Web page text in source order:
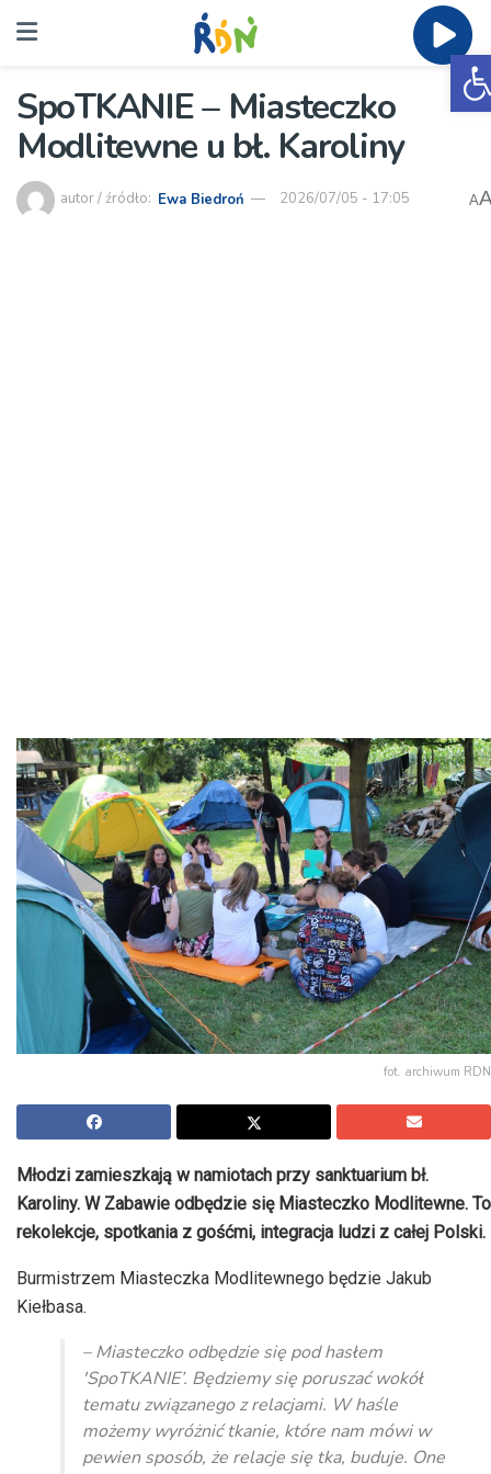
SpoTKANIE – Miasteczko
Modlitewne u bł. Karoliny
autor / źródło: Ewa Biedroń 2026/07/05 - 17:05 A
fot. archiwum RDN
Młodzi zamieszkają w namiotach przy sanktuarium bł.
Karoliny. W Zabawie odbędzie się Miasteczko Modlitewne. To
rekolekcje, spotkania z gośćmi, integracja ludzi z całej Polski.
Burmistrzem Miasteczka Modlitewnego będzie Jakub
Kiełbasa.
– Miasteczko odbędzie się pod hasłem
'SpoTKANIE’. Będziemy się poruszać wokół
tematu związanego z relacjami. W haśle
możemy wyróżnić tkanie, które nam mówi w
pewien sposób, że relacje się tka, buduje. One